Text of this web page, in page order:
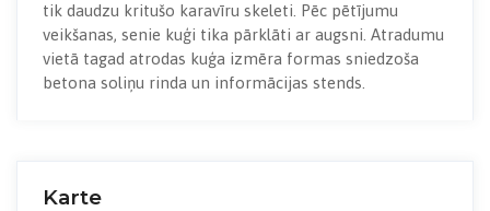
tik daudzu kritušo karavīru skeleti. Pēc pētījumu
veikšanas, senie kuģi tika pārklāti ar augsni. Atradumu
vietā tagad atrodas kuģa izmēra formas sniedzoša
betona soliņu rinda un informācijas stends.
Karte